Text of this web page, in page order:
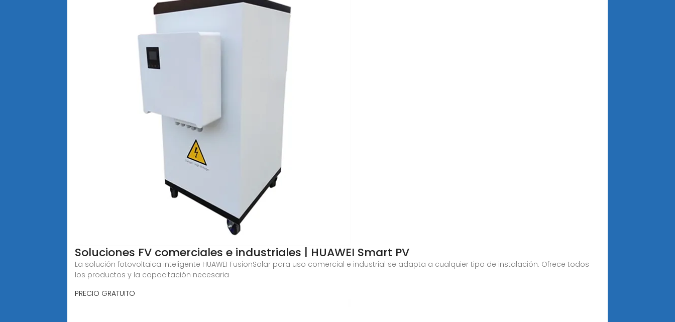
Soluciones FV comerciales e industriales | HUAWEI Smart PV
La solución fotovoltaica inteligente HUAWEI FusionSolar para uso comercial e industrial se adapta a cualquier tipo de instalación. Ofrece todos
los productos y la capacitación necesaria
PRECIO GRATUITO